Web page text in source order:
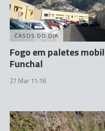
CASOS DO DIA
Fogo em paletes
Funchal
27 Mar 11:18